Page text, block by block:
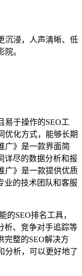
沉浸，人声清晰、低
。
易于操作的SEO工
优化方式，能够长期
广》是一款界面简
详尽的数据分析和报
广》是一款提供优质
业的技术团队和客服
的SEO排名工具，
析、竞争对手追踪等
完整的SEO解决方
分析，可以更好地了